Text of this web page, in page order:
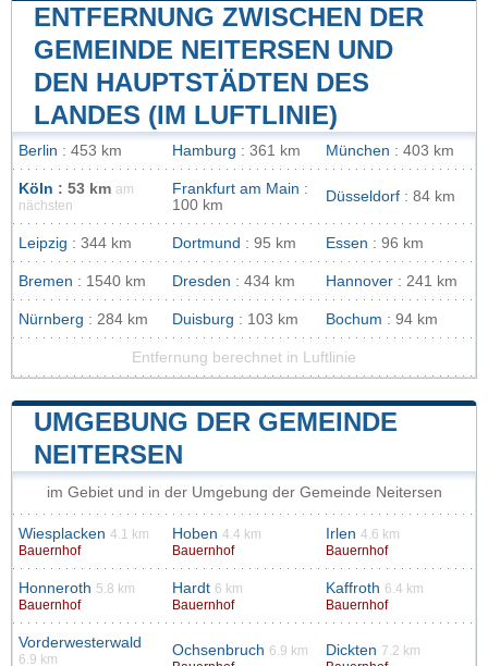
ENTFERNUNG ZWISCHEN DER
GEMEINDE NEITERSEN UND
DEN HAUPTSTÄDTEN DES
LANDES (IM LUFTLINIE)
Berlin : 453 km Hamburg : 361 km München : 403 km
Köln : 53 km am
nächsten
Frankfurt am Main :
100 km
Düsseldorf : 84 km
Leipzig : 344 km Dortmund : 95 km Essen : 96 km
Bremen : 1540 km Dresden : 434 km Hannover : 241 km
Nürnberg : 284 km Duisburg : 103 km Bochum : 94 km
Entfernung berechnet in Luftlinie
UMGEBUNG DER GEMEINDE
NEITERSEN
im Gebiet und in der Umgebung der Gemeinde Neitersen
Wiesplacken 4.1 km
Bauernhof
Hoben 4.4 km
Bauernhof
Irlen 4.6 km
Bauernhof
Honneroth 5.8 km
Bauernhof
Hardt 6 km
Bauernhof
Kaffroth 6.4 km
Bauernhof
Vorderwesterwald
6.9 km
Ochsenbruch 6.9 km
Dickten 7.2 km